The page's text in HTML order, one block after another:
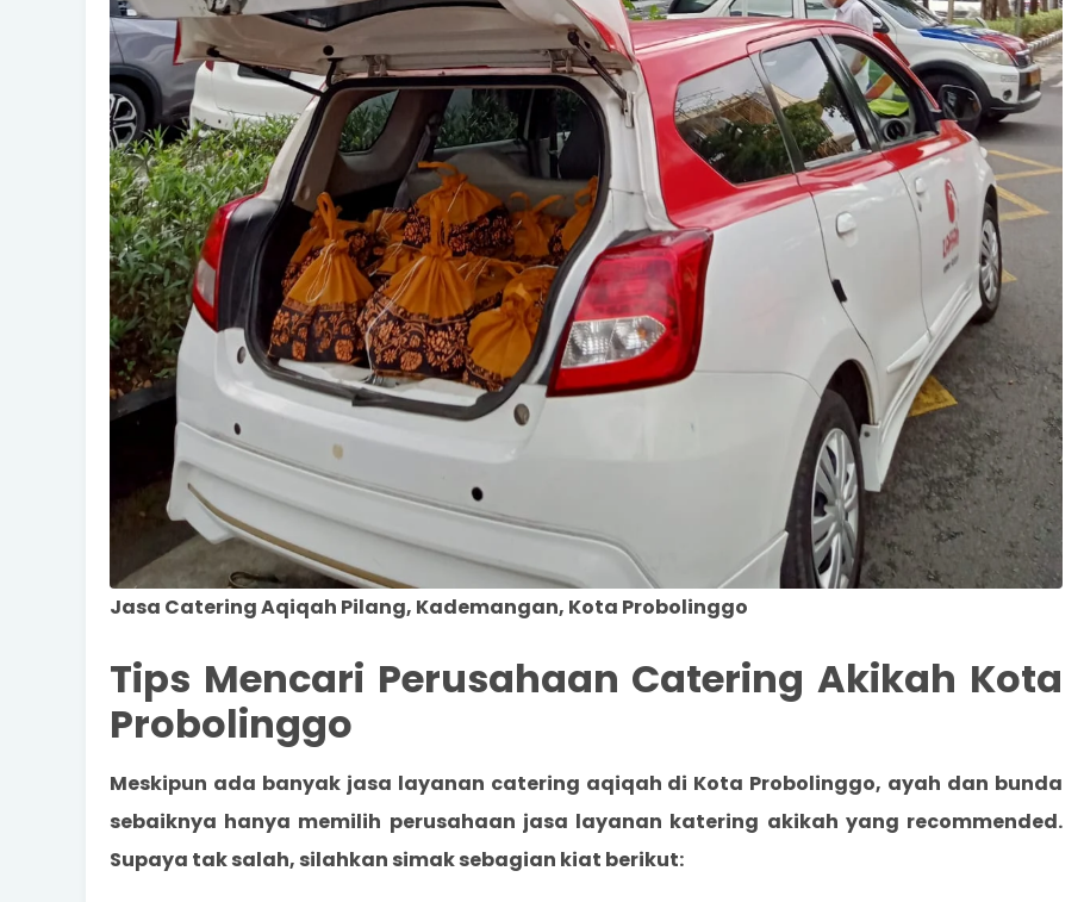
Jasa Catering Aqiqah Pilang, Kademangan, Kota Probolinggo
Tips Mencari Perusahaan Catering Akikah Kota
Probolinggo
Meskipun ada banyak jasa layanan catering aqiqah di Kota Probolinggo, ayah dan bunda
sebaiknya hanya memilih perusahaan jasa layanan katering akikah yang recommended.
Supaya tak salah, silahkan simak sebagian kiat berikut: